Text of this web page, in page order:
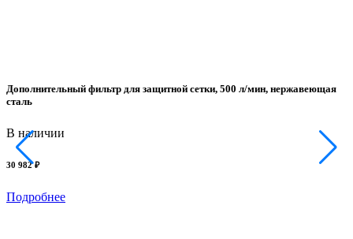
Дополнительный фильтр для защитной сетки, 500 л/мин, нержавеющая
сталь
В наличии
30 982 ₽
Подробнее